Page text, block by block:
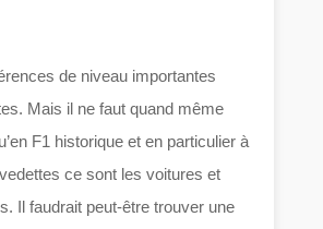
de niveau importantes
Mais il ne faut quand même
F1 historique et en particulier à
ce sont les voitures et
Il faudrait peut-être trouver une